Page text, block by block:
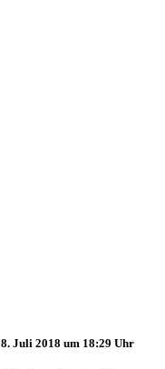
8. Juli 2018 um 18:29 Uhr